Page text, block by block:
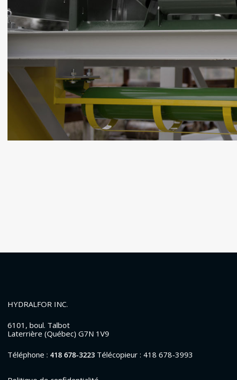
HYDRALFOR INC.
6101, boul. Talbot
Laterrière (Québec) G7N 1V9
Téléphone : 418 678-3223 Télécopieur : 418 678-3993